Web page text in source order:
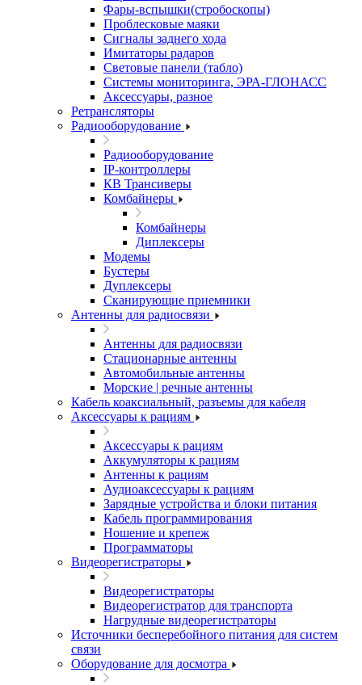
Фары-вспышки(стробоскопы)
Проблесковые маяки
Сигналы заднего хода
Имитаторы радаров
Световые панели (табло)
Системы мониторинга, ЭРА-ГЛОНАСС
Аксессуары, разное
Ретрансляторы
Радиооборудование
Радиооборудование
IP-контроллеры
КВ Трансиверы
Комбайнеры
Комбайнеры
Диплексеры
Модемы
Бустеры
Дуплексеры
Сканирующие приемники
Антенны для радиосвязи
Антенны для радиосвязи
Стационарные антенны
Автомобильные антенны
Морские | речные антенны
Кабель коаксиальный, разъемы для кабеля
Аксессуары к рациям
Аксессуары к рациям
Аккумуляторы к рациям
Антенны к рациям
Аудиоаксессуары к рациям
Зарядные устройства и блоки питания
Кабель программирования
Ношение и крепеж
Программаторы
Видеорегистраторы
Видеорегистраторы
Видеорегистратор для транспорта
Нагрудные видеорегистраторы
Источники бесперебойного питания для систем
связи
Оборудование для досмотра